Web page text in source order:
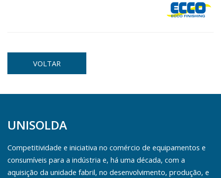
VOLTAR
UNISOLDA
Competitividade e iniciativa no comércio de equipamentos e
consumíveis para a indústria e, há uma década, com a
aquisição da unidade fabril, no desenvolvimento, produção, e